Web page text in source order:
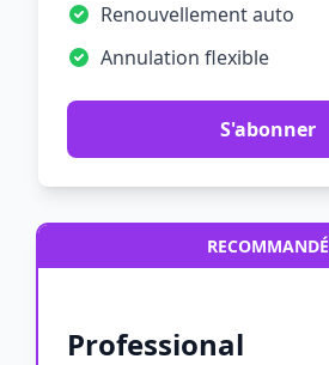
Renouvellement auto
Annulation flexible
S'abonner
RECOMMANDÉ
Professional